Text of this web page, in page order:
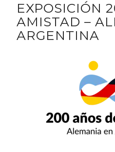
EXPOSICIÓN
AMISTAD –
ARGENTINA